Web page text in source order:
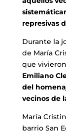
represivas
Durante la
de María
que
Emiliano
del
vecinos de
María
barrio San